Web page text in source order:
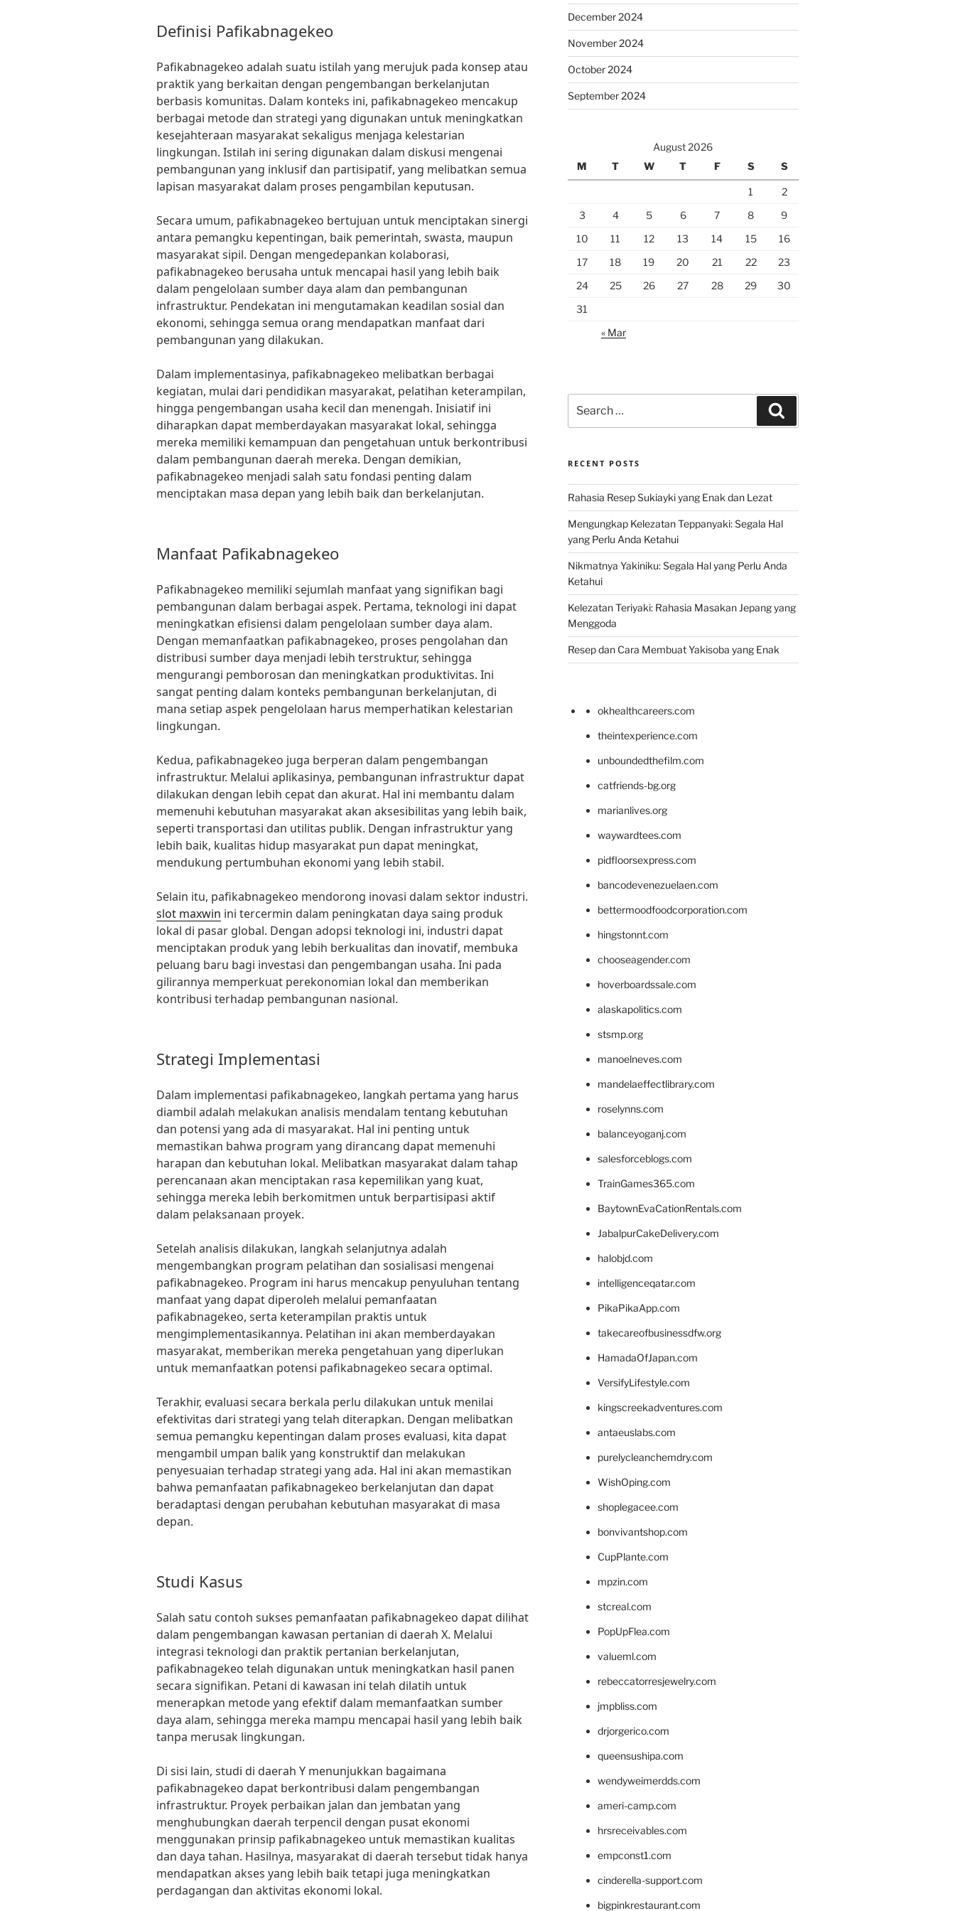
Definisi Pafikabnagekeo
Pafikabnagekeo adalah suatu istilah yang merujuk pada konsep atau
praktik yang berkaitan dengan pengembangan berkelanjutan
berbasis komunitas. Dalam konteks ini, pafikabnagekeo mencakup
berbagai metode dan strategi yang digunakan untuk meningkatkan
kesejahteraan masyarakat sekaligus menjaga kelestarian
lingkungan. Istilah ini sering digunakan dalam diskusi mengenai
pembangunan yang inklusif dan partisipatif, yang melibatkan semua
lapisan masyarakat dalam proses pengambilan keputusan.
Secara umum, pafikabnagekeo bertujuan untuk menciptakan sinergi
antara pemangku kepentingan, baik pemerintah, swasta, maupun
masyarakat sipil. Dengan mengedepankan kolaborasi,
pafikabnagekeo berusaha untuk mencapai hasil yang lebih baik
dalam pengelolaan sumber daya alam dan pembangunan
infrastruktur. Pendekatan ini mengutamakan keadilan sosial dan
ekonomi, sehingga semua orang mendapatkan manfaat dari
pembangunan yang dilakukan.
Dalam implementasinya, pafikabnagekeo melibatkan berbagai
kegiatan, mulai dari pendidikan masyarakat, pelatihan keterampilan,
hingga pengembangan usaha kecil dan menengah. Inisiatif ini
diharapkan dapat memberdayakan masyarakat lokal, sehingga
mereka memiliki kemampuan dan pengetahuan untuk berkontribusi
dalam pembangunan daerah mereka. Dengan demikian,
pafikabnagekeo menjadi salah satu fondasi penting dalam
menciptakan masa depan yang lebih baik dan berkelanjutan.
Manfaat Pafikabnagekeo
Pafikabnagekeo memiliki sejumlah manfaat yang signifikan bagi
pembangunan dalam berbagai aspek. Pertama, teknologi ini dapat
meningkatkan efisiensi dalam pengelolaan sumber daya alam.
Dengan memanfaatkan pafikabnagekeo, proses pengolahan dan
distribusi sumber daya menjadi lebih terstruktur, sehingga
mengurangi pemborosan dan meningkatkan produktivitas. Ini
sangat penting dalam konteks pembangunan berkelanjutan, di
mana setiap aspek pengelolaan harus memperhatikan kelestarian
lingkungan.
Kedua, pafikabnagekeo juga berperan dalam pengembangan
infrastruktur. Melalui aplikasinya, pembangunan infrastruktur dapat
dilakukan dengan lebih cepat dan akurat. Hal ini membantu dalam
memenuhi kebutuhan masyarakat akan aksesibilitas yang lebih baik,
seperti transportasi dan utilitas publik. Dengan infrastruktur yang
lebih baik, kualitas hidup masyarakat pun dapat meningkat,
mendukung pertumbuhan ekonomi yang lebih stabil.
Selain itu, pafikabnagekeo mendorong inovasi dalam sektor industri.
slot maxwin ini tercermin dalam peningkatan daya saing produk
lokal di pasar global. Dengan adopsi teknologi ini, industri dapat
menciptakan produk yang lebih berkualitas dan inovatif, membuka
peluang baru bagi investasi dan pengembangan usaha. Ini pada
gilirannya memperkuat perekonomian lokal dan memberikan
kontribusi terhadap pembangunan nasional.
Strategi Implementasi
Dalam implementasi pafikabnagekeo, langkah pertama yang harus
diambil adalah melakukan analisis mendalam tentang kebutuhan
dan potensi yang ada di masyarakat. Hal ini penting untuk
memastikan bahwa program yang dirancang dapat memenuhi
harapan dan kebutuhan lokal. Melibatkan masyarakat dalam tahap
perencanaan akan menciptakan rasa kepemilikan yang kuat,
sehingga mereka lebih berkomitmen untuk berpartisipasi aktif
dalam pelaksanaan proyek.
Setelah analisis dilakukan, langkah selanjutnya adalah
mengembangkan program pelatihan dan sosialisasi mengenai
pafikabnagekeo. Program ini harus mencakup penyuluhan tentang
manfaat yang dapat diperoleh melalui pemanfaatan
pafikabnagekeo, serta keterampilan praktis untuk
mengimplementasikannya. Pelatihan ini akan memberdayakan
masyarakat, memberikan mereka pengetahuan yang diperlukan
untuk memanfaatkan potensi pafikabnagekeo secara optimal.
Terakhir, evaluasi secara berkala perlu dilakukan untuk menilai
efektivitas dari strategi yang telah diterapkan. Dengan melibatkan
semua pemangku kepentingan dalam proses evaluasi, kita dapat
mengambil umpan balik yang konstruktif dan melakukan
penyesuaian terhadap strategi yang ada. Hal ini akan memastikan
bahwa pemanfaatan pafikabnagekeo berkelanjutan dan dapat
beradaptasi dengan perubahan kebutuhan masyarakat di masa
depan.
Studi Kasus
Salah satu contoh sukses pemanfaatan pafikabnagekeo dapat dilihat
dalam pengembangan kawasan pertanian di daerah X. Melalui
integrasi teknologi dan praktik pertanian berkelanjutan,
pafikabnagekeo telah digunakan untuk meningkatkan hasil panen
secara signifikan. Petani di kawasan ini telah dilatih untuk
menerapkan metode yang efektif dalam memanfaatkan sumber
daya alam, sehingga mereka mampu mencapai hasil yang lebih baik
tanpa merusak lingkungan.
Di sisi lain, studi di daerah Y menunjukkan bagaimana
pafikabnagekeo dapat berkontribusi dalam pengembangan
infrastruktur. Proyek perbaikan jalan dan jembatan yang
menghubungkan daerah terpencil dengan pusat ekonomi
menggunakan prinsip pafikabnagekeo untuk memastikan kualitas
dan daya tahan. Hasilnya, masyarakat di daerah tersebut tidak hanya
mendapatkan akses yang lebih baik tetapi juga meningkatkan
perdagangan dan aktivitas ekonomi lokal.
December 2024
November 2024
October 2024
September 2024
August 2026
M
T W T F S S
1
2
3
4 5 6 7 8
9
10
11 12 13 14 15
16
17
18 19 20 21 22
23
24
25 26 27 28 29
30
31
« Mar
for:
RECENT POSTS
Rahasia Resep Sukiayki yang Enak dan Lezat
Mengungkap Kelezatan Teppanyaki: Segala Hal
yang Perlu Anda Ketahui
Nikmatnya Yakiniku: Segala Hal yang Perlu Anda
Ketahui
Kelezatan Teriyaki: Rahasia Masakan Jepang yang
Menggoda
Resep dan Cara Membuat Yakisoba yang Enak
okhealthcareers.com
theintexperience.com
unboundedthefilm.com
catfriends-bg.org
marianlives.org
waywardtees.com
pidfloorsexpress.com
bancodevenezuelaen.com
bettermoodfoodcorporation.com
hingstonnt.com
chooseagender.com
hoverboardssale.com
alaskapolitics.com
stsmp.org
manoelneves.com
mandelaeffectlibrary.com
roselynns.com
balanceyoganj.com
salesforceblogs.com
TrainGames365.com
BaytownEvaCationRentals.com
JabalpurCakeDelivery.com
halobjd.com
intelligenceqatar.com
PikaPikaApp.com
takecareofbusinessdfw.org
HamadaOfJapan.com
VersifyLifestyle.com
kingscreekadventures.com
antaeuslabs.com
purelycleanchemdry.com
WishOping.com
shoplegacee.com
bonvivantshop.com
CupPlante.com
mpzin.com
stcreal.com
PopUpFlea.com
valueml.com
rebeccatorresjewelry.com
jmpbliss.com
drjorgerico.com
queensushipa.com
wendyweimerdds.com
ameri-camp.com
hrsreceivables.com
empconst1.com
cinderella-support.com
bigpinkrestaurant.com